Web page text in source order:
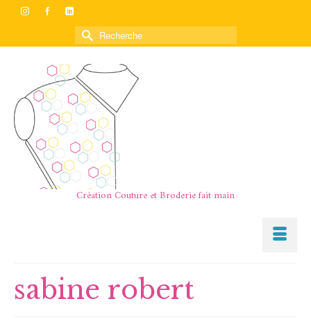
Rechercher :
Création Couture et Broderie fait main
sabine robert